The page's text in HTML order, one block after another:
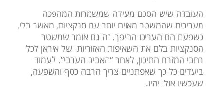
העובדה שיש הסכם מעידה שמשמרות המהפכה
מעריכים שהמשטר מאוים יותר עם סנקציות, מאשר בלי,
כשפעם הם העריכו ההיפך. זה גם אומר שמשטר
הסנקציות בלם את השאיפות האזוריות של איראן לכל
רחבי המזרח התיכון, לאחר “האביב הערבי”. לעמוד
ביעדים כל כך שאפתניים צריך הרבה כסף והשפעה,
שעכשיו אולי יהיו.